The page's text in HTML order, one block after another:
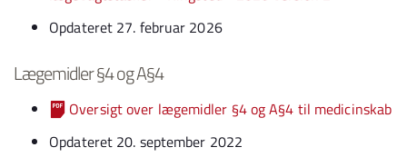
Opdateret 27. februar 2026
Lægemidler §4 og A§4
Oversigt over lægemidler §4 og A§4 til medicinskab
Opdateret 20. september 2022